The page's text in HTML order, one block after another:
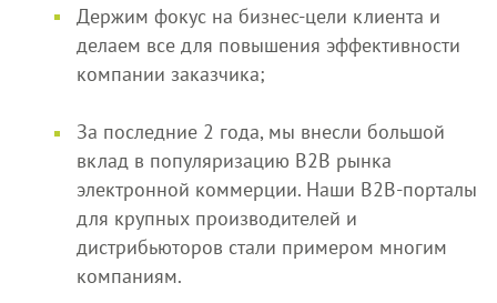
Держим фокус на бизнес-цели клиента и
делаем все для повышения эффективности
компании заказчика;
За последние 2 года, мы внесли большой
вклад в популяризацию В2В рынка
электронной коммерции. Наши В2В-порталы
для крупных производителей и
дистрибьюторов стали примером многим
компаниям.